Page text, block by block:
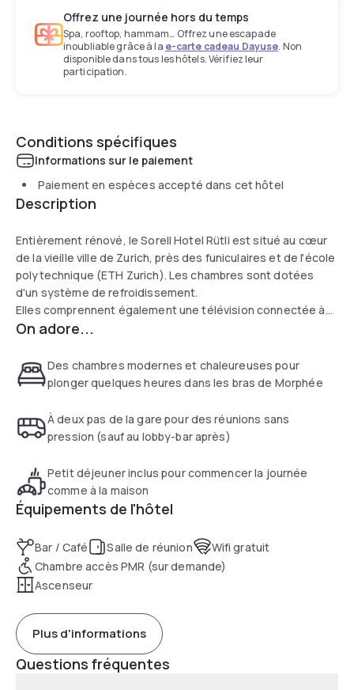
Offrez une journée hors du temps
Spa, rooftop, hammam… Offrez une escapade
inoubliable grâce à la e-carte cadeau Dayuse. Non
disponible dans tous les hôtels. Vérifiez leur
participation.
Conditions spécifiques
Informations sur le paiement
Paiement en espèces accepté dans cet hôtel
Description
Entièrement rénové, le Sorell Hotel Rütli est situé au cœur
de la vieille ville de Zurich, près des funiculaires et de l'école
polytechnique (ETH Zurich). Les chambres sont dotées
d'un système de refroidissement.
Elles comprennent également une télévision connectée à
écran plat, qui permet de naviguer sur Internet, de regarder
Un grand choix de boissons est proposé dans l'élégant bar
du Sorell Hotel Rütli. De nombreux restaurants se trouvent
L'établissement est très bien desservi par les transports en
commun et 2 parkings à plusieurs étages sont présents à
directement la gare principale. La plupart des sites et
attractions de la ville sont accessibles à pied, comme le lac
de Zurich et sa promenade, l'opéra, des théâtres et des
musées.
On adore...
Des chambres modernes et chaleureuses pour
plonger quelques heures dans les bras de Morphée
À deux pas de la gare pour des réunions sans
pression (sauf au lobby-bar après)
Petit déjeuner inclus pour commencer la journée
comme à la maison
Équipements de l'hôtel
Bar / Café Salle de réunion
Wifi gratuit
Chambre accès PMR (sur demande)
Ascenseur
Plus d'informations
Questions fréquentes